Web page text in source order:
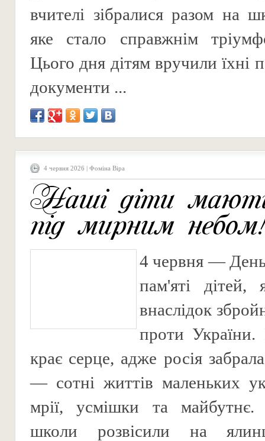
вчителі зібралися разом на
яке стало справжнім
Цього дня дітям вручили їхні
документи ...
4 червня 2026 | Фоміна Віра
Наші діти
під мирним небом!
4 червня —
пам'яті дітей,
внаслідок
проти України.
крає серце, адже росія
— сотні життів маленьких
мрії, усмішки та
школи розвісили на